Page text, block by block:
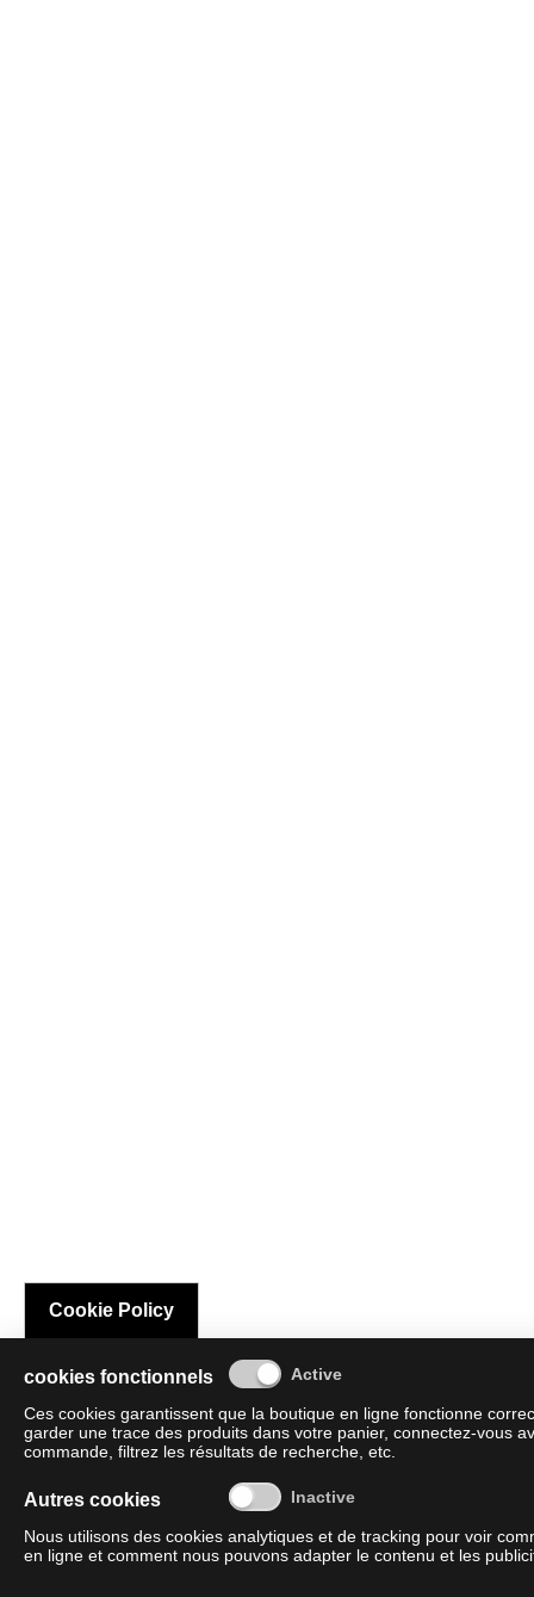
Cookie Policy
cookies fonctionnels
Ces cookies garantissent que la boutique en ligne fonctionne
garder une trace des produits dans votre panier, connectez-vous
commande, filtrez les résultats de recherche, etc.
Autres cookies
Nous utilisons des cookies analytiques et de tracking pour voir
en ligne et comment nous pouvons adapter le contenu et les